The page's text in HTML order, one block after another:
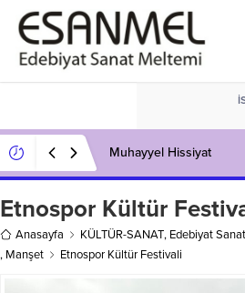
Muhayyel Hissiyat
Etnospor Kültür
Anasayfa KÜLTÜR-SANAT, Edebiyat
, Manşet Etnospor Kültür Festivali